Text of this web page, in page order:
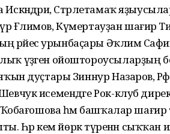
Стәрлетамаҡ
Ғәлимов, Күмертауҙан
урынбаҫары Әҡлимә
үҙәген ойоштороусыларҙың
дуҫтары Зиннур Назаров,
исемендәге Рок-клуб
Ҡобағошова һәм башҡалар
Һәр кем йөрәк түренән сыҡҡан